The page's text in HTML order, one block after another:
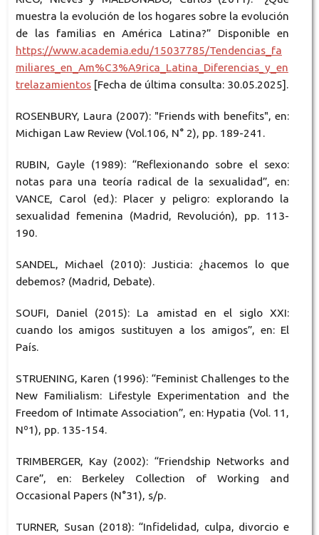
muestra la evolución de los hogares sobre la evolución
de las familias en América Latina?” Disponible en
https://www.academia.edu/15037785/Tendencias_fa
miliares_en_Am%C3%A9rica_Latina_Diferencias_y_en
trelazamientos[Fecha de última consulta: 30.05.2025].
ROSENBURY, Laura (2007): "Friends with benefits", en:
Michigan Law Review (Vol.106, N° 2), pp. 189-241.
RUBIN, Gayle (1989): “Reflexionando sobre el sexo:
notas para una teoría radical de la sexualidad”, en:
VANCE, Carol (ed.): Placer y peligro: explorando la
sexualidad femenina (Madrid, Revolución), pp. 113-
190.
SANDEL, Michael (2010): Justicia: ¿hacemos lo que
debemos? (Madrid, Debate).
SOUFI, Daniel (2015): La amistad en el siglo XXI:
cuando los amigos sustituyen a los amigos”, en: El
País.
STRUENING, Karen (1996): “Feminist Challenges to the
New Familialism: Lifestyle Experimentation and the
Freedom of Intimate Association”, en: Hypatia (Vol. 11,
Nº1), pp. 135-154.
TRIMBERGER, Kay (2002): “Friendship Networks and
Care”, en: Berkeley Collection of Working and
Occasional Papers (N°31), s/p.
TURNER, Susan (2018): “Infidelidad, culpa, divorcio e